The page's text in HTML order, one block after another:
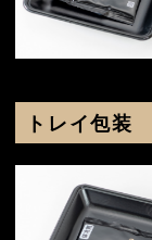
トレイ包装